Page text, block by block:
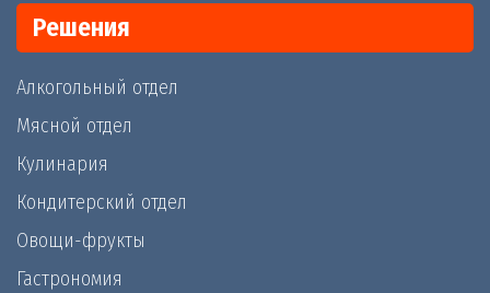
Решения
Алкогольный отдел
Мясной отдел
Кулинария
Кондитерский отдел
Овощи-фрукты
Гастрономия